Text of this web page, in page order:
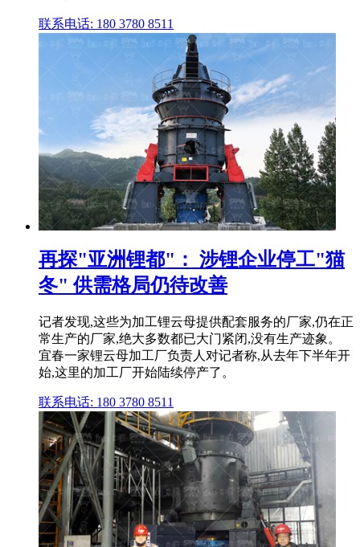
联系电话: 180 3780 8511
再探"亚洲锂都"： 涉锂企业停工"猫
冬" 供需格局仍待改善
记者发现,这些为加工锂云母提供配套服务的厂家,仍在正
常生产的厂家,绝大多数都已大门紧闭,没有生产迹象。
宜春一家锂云母加工厂负责人对记者称,从去年下半年开
始,这里的加工厂开始陆续停产了。
联系电话: 180 3780 8511